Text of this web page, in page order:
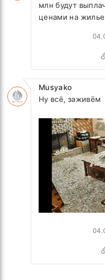
млн будут
ценами на жилье
Musyako
Ну всё, заживём